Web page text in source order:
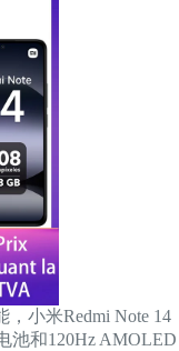
小米Redmi Note 14
池和120Hz AMOLED